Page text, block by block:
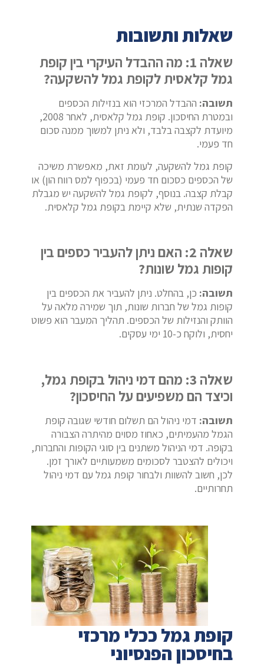
שאלות ותשובות
שאלה 1: מה ההבדל העיקרי בין קופת
גמל קלאסית לקופת גמל להשקעה?
תשובה: ההבדל המרכזי הוא בנזילות הכספים
ובמטרת החיסכון. קופת גמל קלאסית, לאחר 2008,
מיועדת לקצבה בלבד, ולא ניתן למשוך ממנה סכום
חד פעמי.
קופת גמל להשקעה, לעומת זאת, מאפשרת משיכה
של הכספים כסכום חד פעמי (בכפוף למס רווח הון) או
קבלת קצבה. בנוסף, לקופת גמל להשקעה יש מגבלת
הפקדה שנתית, שלא קיימת בקופת גמל קלאסית.
שאלה 2: האם ניתן להעביר כספים בין
קופות גמל שונות?
תשובה: כן, בהחלט. ניתן להעביר את הכספים בין
קופות גמל של חברות שונות, תוך שמירה מלאה על
הוותק והנזילות של הכספים. תהליך המעבר הוא פשוט
יחסית, ולוקח כ-10 ימי עסקים.
שאלה 3: מהם דמי ניהול בקופת גמל,
וכיצד הם משפיעים על החיסכון?
תשובה: דמי ניהול הם תשלום חודשי שגובה קופת
הגמל מהעמיתים, כאחוז מסוים מהיתרה הצבורה
בקופה. דמי הניהול משתנים בין סוגי הקופות והחברות,
ויכולים להצטבר לסכומים משמעותיים לאורך זמן.
לכן, חשוב להשוות ולבחור קופת גמל עם דמי ניהול
תחרותיים.
קופת גמל ככלי מרכזי
בחיסכון הפנסיוני